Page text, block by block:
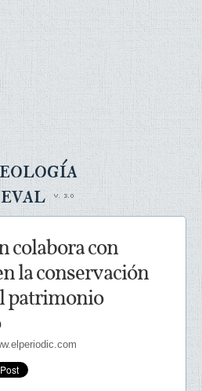
colabora con
la conservación
patrimonio